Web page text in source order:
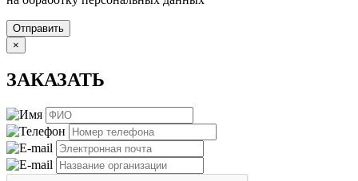
Отправить
×
ЗАКАЗАТЬ